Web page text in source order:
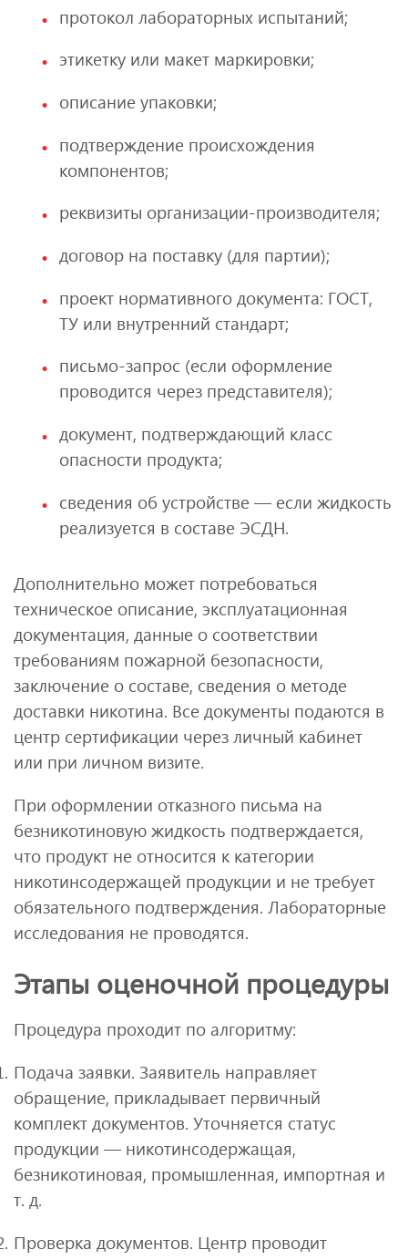
протокол лабораторных испытаний;
этикетку или макет маркировки;
описание упаковки;
подтверждение происхождения
компонентов;
реквизиты организации-производителя;
договор на поставку (для партии);
проект нормативного документа: ГОСТ,
ТУ или внутренний стандарт;
письмо-запрос (если оформление
проводится через представителя);
документ, подтверждающий класс
опасности продукта;
сведения об устройстве — если жидкость
реализуется в составе ЭСДН.
Дополнительно может потребоваться
техническое описание, эксплуатационная
документация, данные о соответствии
требованиям пожарной безопасности,
заключение о составе, сведения о методе
доставки никотина. Все документы подаются в
центр сертификации через личный кабинет
или при личном визите.
При оформлении отказного письма на
безникотиновую жидкость подтверждается,
что продукт не относится к категории
никотинсодержащей продукции и не требует
обязательного подтверждения. Лабораторные
исследования не проводятся.
Этапы оценочной процедуры
Процедура проходит по алгоритму:
Подача заявки. Заявитель направляет
обращение, прикладывает первичный
комплект документов. Уточняется статус
продукции — никотинсодержащая,
безникотиновая, промышленная, импортная и
т. д.
Проверка документов. Центр проводит